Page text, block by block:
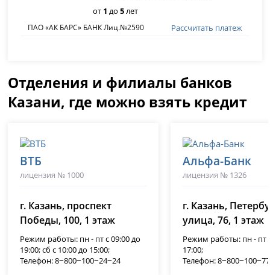
от 1 до5лет
ПАО «АК БАРС» БАНК Лиц.№2590 Рассчитать платеж
Отделения и филиалы банков
Казани, где можно взять кредит
ВТБ
лицензия № 1000
г. Казань, проспект
Победы, 100, 1 этаж
Режим работы: пн - пт с 09:00 до
19:00; сб с 10:00 до 15:00;
Телефон: 8‒800‒100‒24‒24
Альфа-Банк
лицензия № 1326
г. Казань,
улица, 76, 1 этаж
Режим работы: пн - пт
17:00;
Телефон: